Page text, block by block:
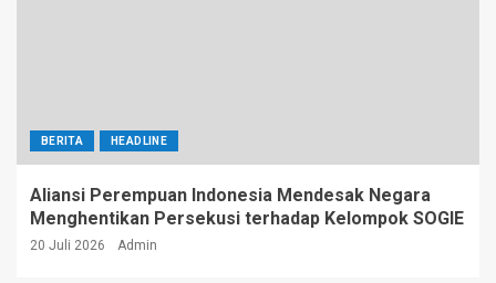
BERITA HEADLINE
Aliansi Perempuan Indonesia Mendesak Negara
Menghentikan Persekusi terhadap Kelompok SOGIE
20 Juli 2026 Admin